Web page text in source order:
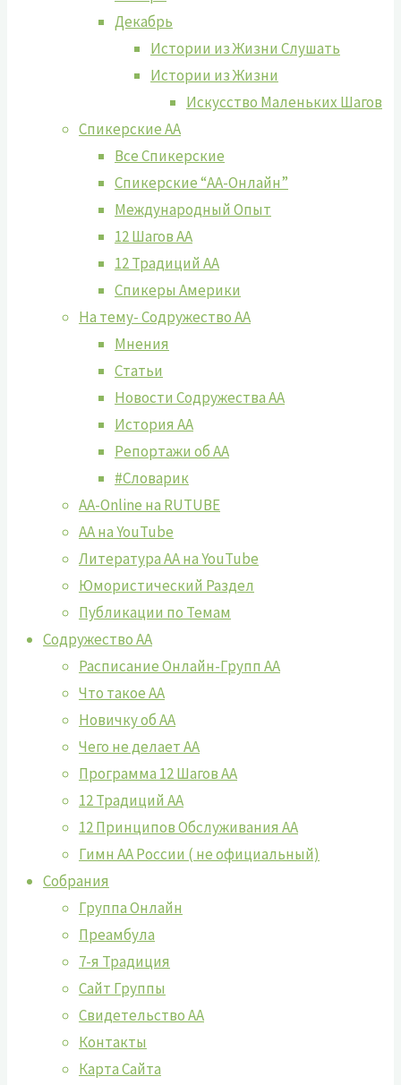
Декабрь
Истории из Жизни Слушать
Истории из Жизни
Искусство Маленьких Шагов
Спикерские АА
Все Спикерские
Спикерские “АА-Онлайн”
Международный Опыт
12 Шагов АА
12 Традиций АА
Спикеры Америки
На тему- Содружество АА
Мнения
Статьи
Новости Содружества АА
История АА
Репортажи об АА
#Словарик
AA-Online на RUTUBE
АA на YouTube
Литература АА на YouTube
Юмористический Раздел
Публикации по Темам
Содружество АА
Расписание Онлайн-Групп АА
Что такое АА
Новичку об АА
Чего не делает АА
Программа 12 Шагов АА
12 Традиций АА
12 Принципов Обслуживания АА
Гимн АА России ( не официальный)
Собрания
Группа Онлайн
Преамбула
7-я Традиция
Сайт Группы
Свидетельство АА
Контакты
Карта Сайта